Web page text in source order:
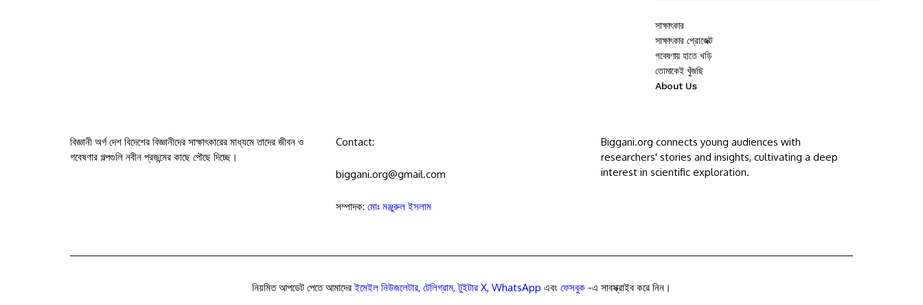
সাক্ষাৎকার
সাক্ষাৎকার প্রোজেক্ট
গবেষণায় হাতে খড়ি
তোমাকেই খুঁজছি
About Us
বিজ্ঞানী অর্গ দেশ বিদেশের বিজ্ঞানীদের সাক্ষাৎকারের মাধ্যমে তাদের জীবন ও
গবেষণার গল্পগুলি নবীন প্রজন্মের কাছে পৌছে দিচ্ছে।
Contact:
biggani.org@gmail.com
সম্পাদক: মোঃ মঞ্জুরুল ইসলাম
Biggani.org connects young audiences with
researchers' stories and insights, cultivating a deep
interest in scientific exploration.
নিয়মিত আপডেট পেতে আমাদেরইমেইল নিউজলেটার, টেলিগ্রাম,টুইটার X, WhatsApp এবং ফেসবুক -এ সাবস্ক্রাইব করে নিন।